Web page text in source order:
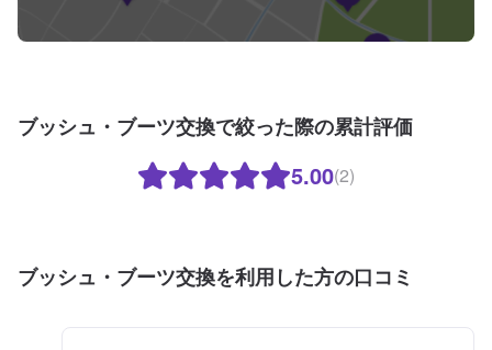
ブッシュ・ブーツ交換で絞った際の累計評価
5.00(2)
ブッシュ・ブーツ交換を利用した方の口コミ